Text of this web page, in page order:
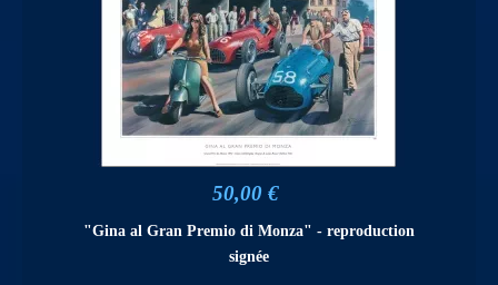
50,00 €
"Gina al Gran Premio di Monza" - reproduction
signée